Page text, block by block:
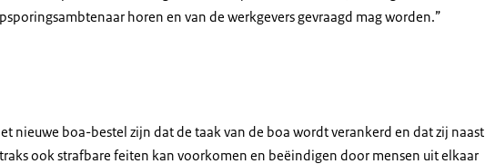
horen en van de werkgevers gevraagd mag worden.”
nieuwe boa-bestel zijn dat de taak van de boa wordt verankerd en dat zij naast
ook strafbare feiten kan voorkomen en beëindigen door mensen uit elkaar